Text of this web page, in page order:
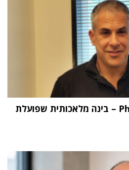
"העתיד הוא Physical AI – בינה מלאכותית שפועלת